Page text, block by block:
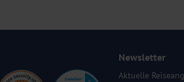
Newsletter
Aktuelle